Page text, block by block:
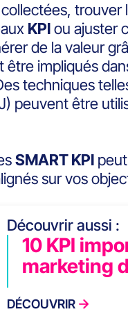
KPIou ajuster
de la valeur
être impliqués
techniques
peuvent être
SMART KPIpeut
sur vos
Découvrir aussi :
10 KPI
marketing
DÉCOUVRIR